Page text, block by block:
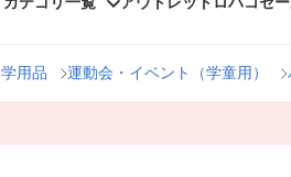
学用品 運動会・イベント（学童用）